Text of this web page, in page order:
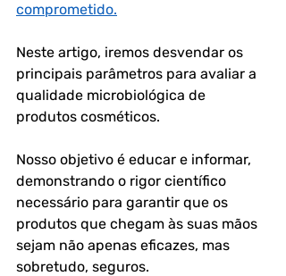
comprometido.
Neste artigo, iremos desvendar os
principais parâmetros para avaliar a
qualidade microbiológica de
produtos cosméticos.
Nosso objetivo é educar e informar,
demonstrando o rigor científico
necessário para garantir que os
produtos que chegam às suas mãos
sejam não apenas eficazes, mas
sobretudo, seguros.